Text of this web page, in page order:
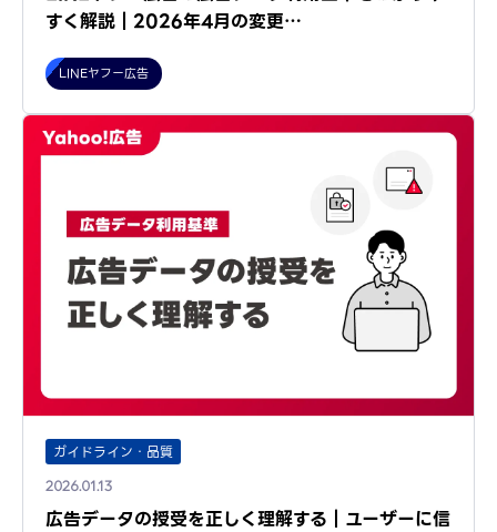
すく解説｜2026年4月の変更…
LINEヤフー広告
ガイドライン・品質
2026.01.13
広告データの授受を正しく理解する｜ユーザーに信